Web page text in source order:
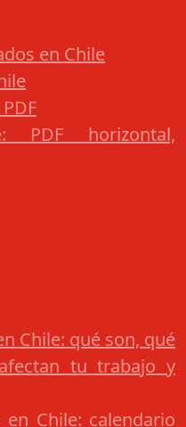
en Chile
PDF horizontal,
Chile: qué son, qué
tu trabajo y
Chile: calendario